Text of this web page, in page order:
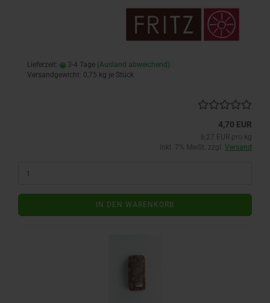
Lieferzeit: 3-4 Tage (Ausland abweichend)
Versandgewicht: 0,75 kg je Stück
4,70 EUR
6,27 EUR pro kg
inkl. 7% MwSt. zzgl. Versand
IN DEN WARENKORB